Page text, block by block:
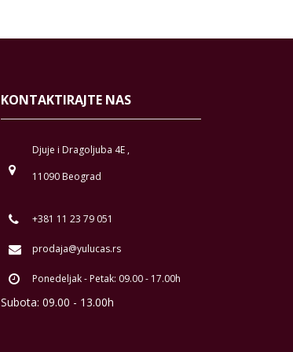
KONTAKTIRAJTE NAS
Djuje i Dragoljuba 4E ,
11090 Beograd
+381 11 23 79 051
prodaja@yulucas.rs
Ponedeljak - Petak: 09.00 - 17.00h
Subota: 09.00 - 13.00h